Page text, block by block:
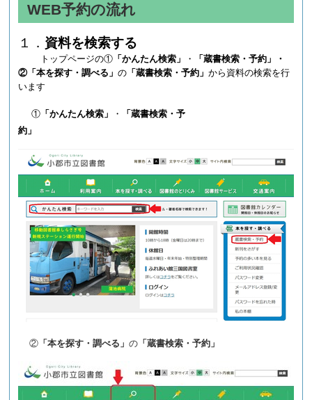
WEB予約の流れ
１． 資料を検索する
トップページの① 「かんたん検索」 ・
「蔵書検索・予約」・
②「本を探す・調べる」の 「蔵書検索・予約」から資料の検索を行
います
① 「かんたん検索」 ・
「蔵書検索・予
約」
② 「本を探す・調べる」の 「蔵書検索・予約」